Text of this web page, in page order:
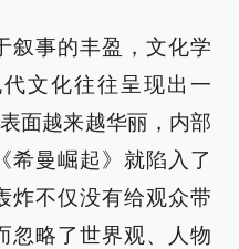
叙事的丰盈，文化学
文化往往呈现出一
面越来越华丽，内部
希曼崛起》就陷入了
炸不仅没有给观众带
忽略了世界观、人物